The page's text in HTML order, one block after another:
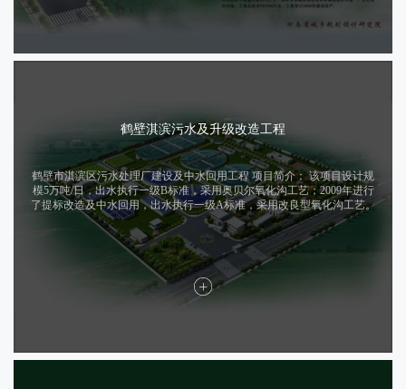
鹤壁淇滨污水及升级改造工程
鹤壁市淇滨区污水处理厂建设及中水回用工程 项目简介： 该项目设计规
模5万吨/日，出水执行一级B标准，采用奥贝尔氧化沟工艺；2009年进行
了提标改造及中水回用，出水执行一级A标准，采用改良型氧化沟工艺。